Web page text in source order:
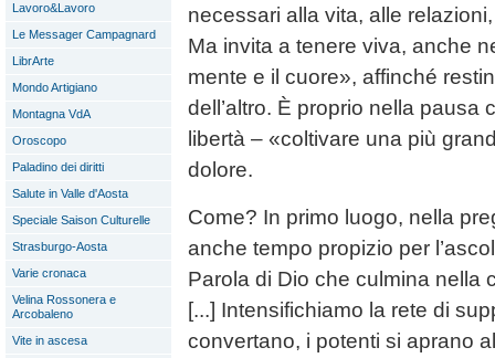
Lavoro&Lavoro
Le Messager Campagnard
LibrArte
Mondo Artigiano
Montagna VdA
Oroscopo
Paladino dei diritti
Salute in Valle d'Aosta
Speciale Saison Culturelle
Strasburgo-Aosta
Varie cronaca
Velina Rossonera e
Arcobaleno
Vite in ascesa
necessari alla vita, alle
Ma invita a tenere viva, anche
mente e il cuore», affinché
dell’altro. È proprio nella pausa
libertà – «coltivare una più
dolore.
Come? In primo luogo, nella
anche tempo propizio per
Parola di Dio che culmina nella
[...] Intensifichiamo la rete di
convertano, i potenti si aprano